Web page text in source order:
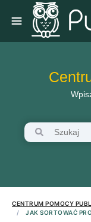
CENTRUM POMOCY
JAK SORTOWAĆ